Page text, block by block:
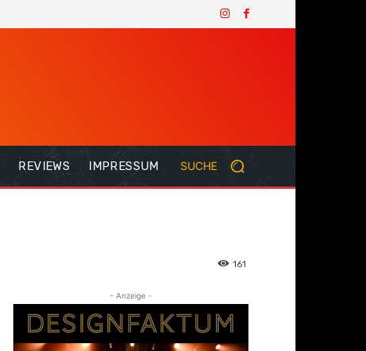
REVIEWS IMPRESSUM SUCHE
161
- Anzeige -